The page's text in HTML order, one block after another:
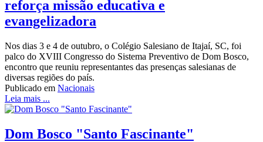
reforça missão educativa e
evangelizadora
Nos dias 3 e 4 de outubro, o Colégio Salesiano de Itajaí, SC, foi
palco do XVIII Congresso do Sistema Preventivo de Dom Bosco,
encontro que reuniu representantes das presenças salesianas de
diversas regiões do país.
Publicado em Nacionais
Leia mais ...
Dom Bosco "Santo Fascinante"